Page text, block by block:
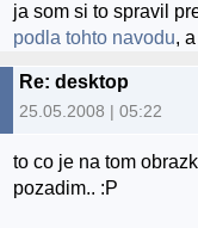
ja som si to spravil
podla tohto navodu,
Re: desktop
25.05.2008 | 05:22
to co je na tom
pozadim.. :P